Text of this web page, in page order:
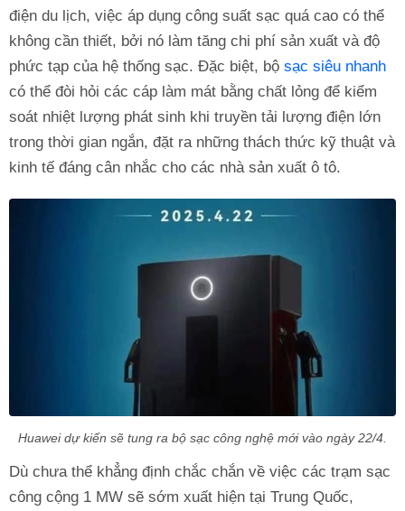
điện du lịch, việc áp dụng công suất sạc quá cao có thể
không cần thiết, bởi nó làm tăng chi phí sản xuất và độ
phức tạp của hệ thống sạc. Đặc biệt, bộ sạc siêu nhanh
có thể đòi hỏi các cáp làm mát bằng chất lỏng để kiểm
soát nhiệt lượng phát sinh khi truyền tải lượng điện lớn
trong thời gian ngắn, đặt ra những thách thức kỹ thuật và
kinh tế đáng cân nhắc cho các nhà sản xuất ô tô.
Huawei dự kiến sẽ tung ra bộ sạc công nghệ mới vào ngày 22/4.
Dù chưa thể khẳng định chắc chắn về việc các trạm sạc
công cộng 1 MW sẽ sớm xuất hiện tại Trung Quốc,